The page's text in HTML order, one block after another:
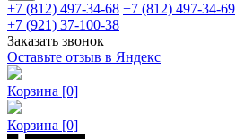
+7 (812) 497-34-68 +7 (812) 497-34-69
+7 (921) 37-100-38
Заказать звонок
Оставьте отзыв в Яндекс
Корзина [0]
Корзина [0]